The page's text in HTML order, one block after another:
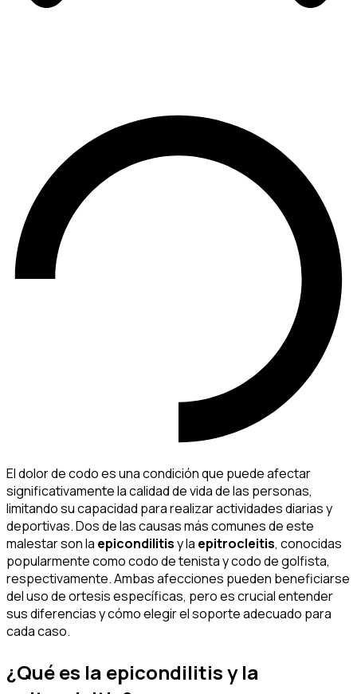
El dolor de codo es una condición que puede afectar
significativamente la calidad de vida de las personas,
limitando su capacidad para realizar actividades diarias y
deportivas. Dos de las causas más comunes de este
malestar son la epicondilitisy la epitrocleitis, conocidas
popularmente como codo de tenista y codo de golfista,
respectivamente. Ambas afecciones pueden beneficiarse
del uso de ortesis específicas, pero es crucial entender
sus diferencias y cómo elegir el soporte adecuado para
cada caso.
¿Qué es la epicondilitis y la